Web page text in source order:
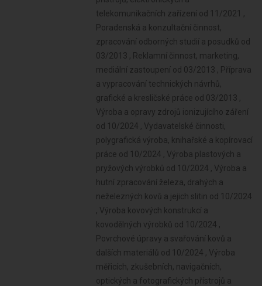
telekomunikačních zařízení od 11/2021 ,
Poradenská a konzultační činnost,
zpracování odborných studií a posudků od
03/2013 , Reklamní činnost, marketing,
mediální zastoupení od 03/2013 , Příprava
a vypracování technických návrhů,
grafické a kresličské práce od 03/2013 ,
Výroba a opravy zdrojů ionizujícího záření
od 10/2024 , Vydavatelské činnosti,
polygrafická výroba, knihařské a kopírovací
práce od 10/2024 , Výroba plastových a
pryžových výrobků od 10/2024 , Výroba a
hutní zpracování železa, drahých a
neželezných kovů a jejich slitin od 10/2024
, Výroba kovových konstrukcí a
kovodělných výrobků od 10/2024 ,
Povrchové úpravy a svařování kovů a
dalších materiálů od 10/2024 , Výroba
měřicích, zkušebních, navigačních,
optických a fotografických přístrojů a